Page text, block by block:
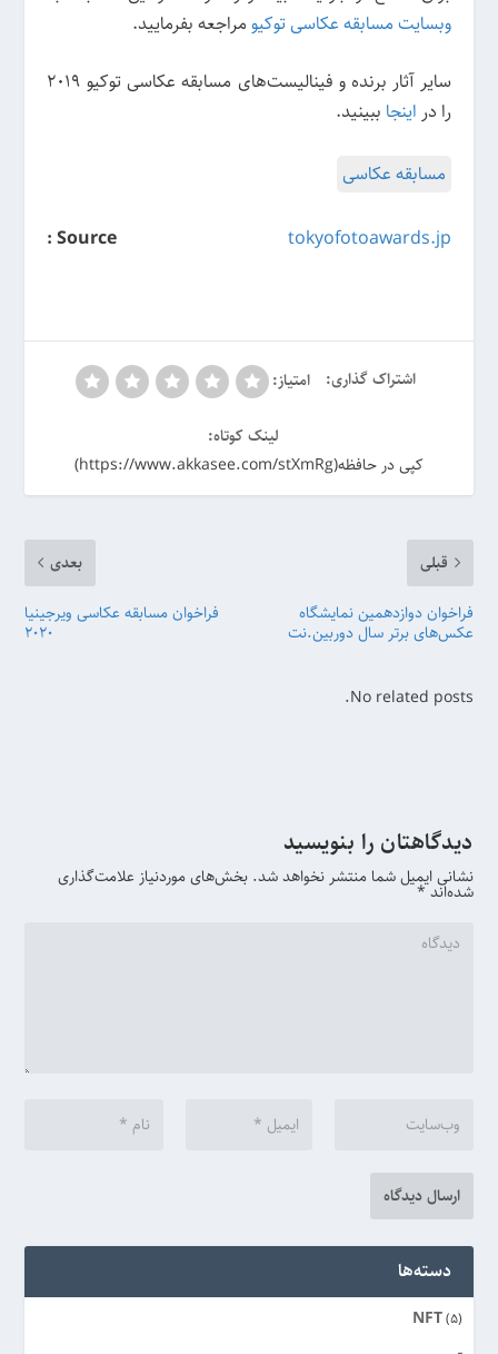
وبسایت مسابقه عکاسی توکیو مراجعه بفرمایید.
سایر آثار برنده و فینالیست‌های مسابقه عکاسی توکیو 2019
را در اینجا ببینید.
مسابقه عکاسی
Source : tokyofotoawards.jp
اشتراک گذاری: امتیاز:
لینک کوتاه:
کپی در حافظه(https://www.akkasee.com/stXmRg)
قبلی
فراخوان دوازدهمین نمایشگاه
عکس‌های برتر سال‌ دوربین.نت
بعدی
فراخوان مسابقه عکاسی ویرجینیا
2020
No related posts.
دیدگاهتان را بنویسید
نشانی ایمیل شما منتشر نخواهد شد. بخش‌های موردنیاز علامت‌گذاری
شده‌اند*
دسته‌ها
NFT(5)